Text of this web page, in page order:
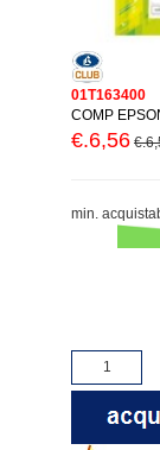
01T163400
COMP
€.6,56
min.